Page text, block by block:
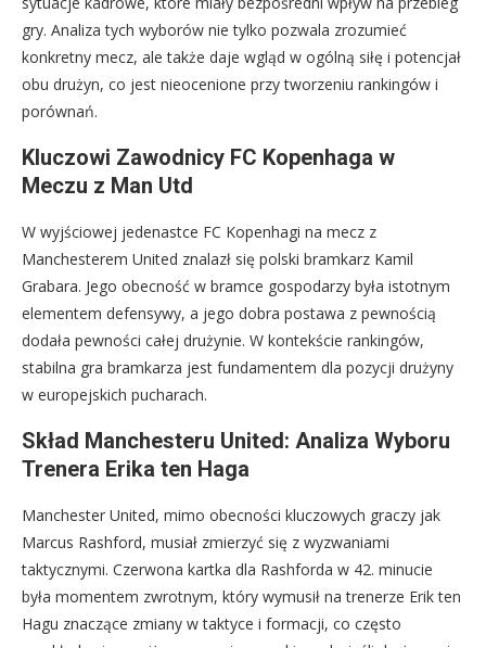
gry. Analiza tych wyborów nie tylko pozwala zrozumieć
konkretny mecz, ale także daje wgląd w ogólną siłę i potencjał
obu drużyn, co jest nieocenione przy tworzeniu rankingów i
porównań.
Kluczowi Zawodnicy FC Kopenhaga w
Meczu z Man Utd
W wyjściowej jedenastce FC Kopenhagi na mecz z
Manchesterem United znalazł się polski bramkarz Kamil
Grabara. Jego obecność w bramce gospodarzy była istotnym
elementem defensywy, a jego dobra postawa z pewnością
dodała pewności całej drużynie. W kontekście rankingów,
stabilna gra bramkarza jest fundamentem dla pozycji drużyny
w europejskich pucharach.
Skład Manchesteru United: Analiza Wyboru
Trenera Erika ten Haga
Manchester United, mimo obecności kluczowych graczy jak
Marcus Rashford, musiał zmierzyć się z wyzwaniami
taktycznymi. Czerwona kartka dla Rashforda w 42. minucie
była momentem zwrotnym, który wymusił na trenerze Erik ten
Hagu znaczące zmiany w taktyce i formacji, co często